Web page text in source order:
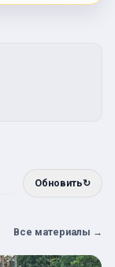
Обновить↻
Все материалы →